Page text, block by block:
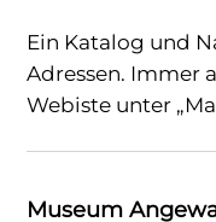
Ein Katalog und
Adressen. Immer
Webiste unter
Museum